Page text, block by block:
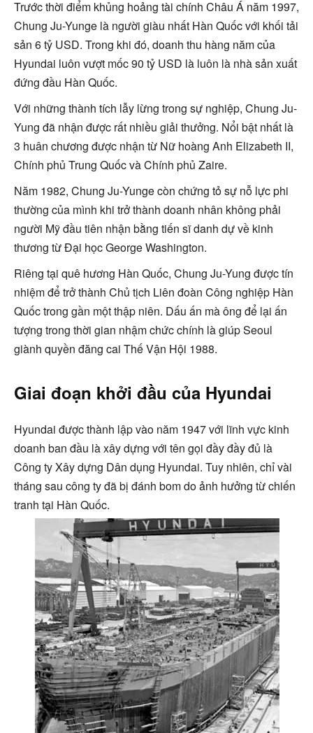
Trước thời điểm khủng hoảng tài chính Châu Á năm 1997,
Chung Ju-Yunge là người giàu nhất Hàn Quốc với khối tải
sản 6 tỷ USD. Trong khi đó, doanh thu hàng năm của
Hyundai luôn vượt mốc 90 tỷ USD là luôn là nhà sản xuất
đứng đầu Hàn Quốc.
Với những thành tích lẫy lừng trong sự nghiệp, Chung Ju-
Yung đã nhận được rất nhiều giải thưởng. Nổi bật nhất là
3 huân chương được nhận từ Nữ hoàng Anh Elizabeth II,
Chính phủ Trung Quốc và Chính phủ Zaire.
Năm 1982, Chung Ju-Yunge còn chứng tỏ sự nỗ lực phi
thường của mình khi trở thành doanh nhân không phải
người Mỹ đầu tiên nhận bằng tiến sĩ danh dự về kinh
thương từ Ðại học George Washington.
Riêng tại quê hương Hàn Quốc, Chung Ju-Yung được tín
nhiệm để trở thành Chủ tịch Liên đoàn Công nghiệp Hàn
Quốc trong gần một thập niên. Dấu ấn mà ông để lại ấn
tượng trong thời gian nhậm chức chính là giúp Seoul
giành quyền đăng cai Thế Vận Hội 1988.
Giai đoạn khởi đầu của Hyundai
Hyundai được thành lập vào năm 1947 với lĩnh vực kinh
doanh ban đầu là xây dựng với tên gọi đầy đầy đủ là
Công ty Xây dựng Dân dụng Hyundai. Tuy nhiên, chỉ vài
tháng sau công ty đã bị đánh bom do ảnh hưởng từ chiến
tranh tại Hàn Quốc.